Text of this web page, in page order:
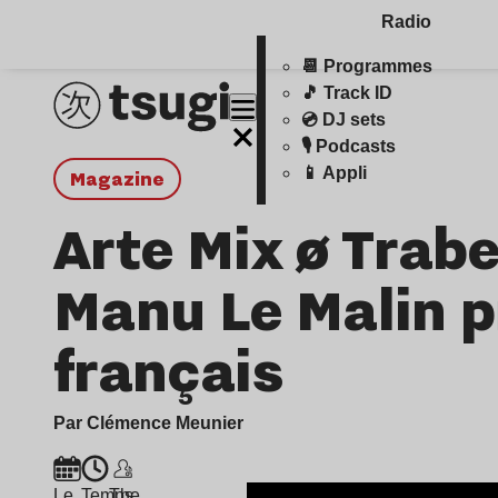
Radio
📆 Programmes
🎵 Track ID
💿 DJ sets
🎙️ Podcasts
📱 Appli
magazine
Arte Mix ø
Manu Le Malin
français
Par Clémence Meunier